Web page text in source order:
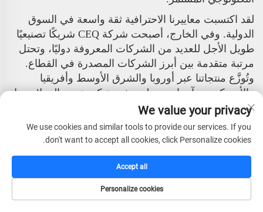
لقد اكتسبت معاييرنا الاحترافية ثقة واسعة في السوق
الدولية. وفي الخارج، أصبحت شركة CEQ شريكًا تصنيعيًا
طويل الأجل للعديد من الشركات المعروفة دوليًا، وتحتل
مرتبة متقدمة بين أبرز الشركات المصدرة في القطاع.
وتُوزَّع منتجاتنا عبر أوروبا والشرق الأوسط وأفريقيا
والأمريكيتين وآسيا، وتحظى بشعبية كبيرة بين العملاء حول
العالم.
تقف شركة CEQ Safe Co., Ltd. على أهبة الاستعداد
لتوفير منتجات أمنية عالية الجودة وموثوقة للغاية لشركائنا
ومستخدمينا النهائيين في جميع أنحاء العالم. وبفضل
تكنولوجياتنا الاحترافية، وضوابط الجودة الصارمة، والخدمة
الفعالة، فإننا ملتزمون بحماية القيَم وضمان الأمن.
We value your privacy
We use cookies and similar tools to provide our services. If you
don't want to accept all cookies, click Personalize cookies.
Personalize cookies
Accept all